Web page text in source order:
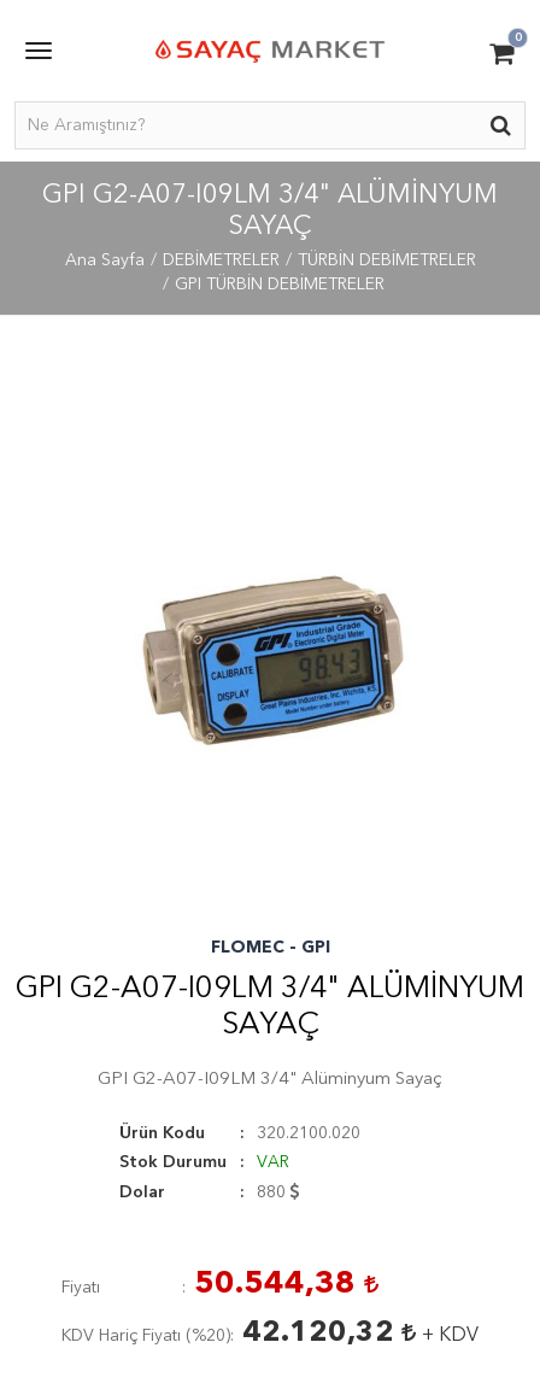
0
GPI G2-A07-I09LM 3/4" ALÜMINYUM
SAYAÇ
Ana Sayfa DEBİMETRELER
TÜRBİN DEBİMETRELER
GPI TÜRBİN DEBİMETRELER
FLOMEC - GPI
GPI G2-A07-I09LM 3/4" ALÜMINYUM
SAYAÇ
GPI G2-A07-I09LM 3/4" Alüminyum Sayaç
Ürün Kodu
320.2100.020
Stok Durumu
VAR
Dolar
880
Fiyatı 50.544,38
KDV Hariç Fiyatı ( %20 ) 42.120,32 + KDV